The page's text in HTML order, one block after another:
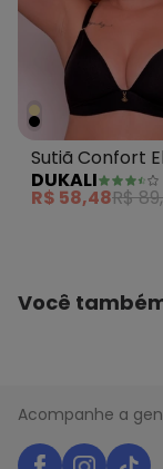
Sutiã Confort
Base Preto
DUKALI
R$ 58,48R$
Você
Acompanhe a